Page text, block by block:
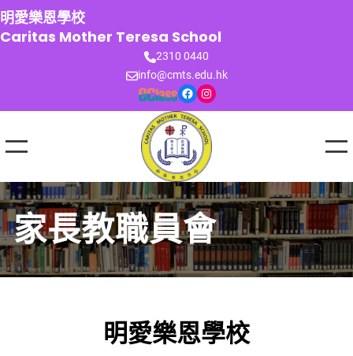
跳
至
主
明愛樂恩學校
Caritas Mother Teresa School
2310 0440
info@cmts.edu.hk
Facebook Instagram
家長教職員會
明愛樂恩學校